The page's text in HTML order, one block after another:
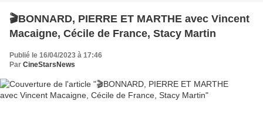
🎬BONNARD, PIERRE ET MARTHE avec Vincent
Macaigne, Cécile de France, Stacy Martin
Publié le 16/04/2023 à 17:46
Par CineStarsNews